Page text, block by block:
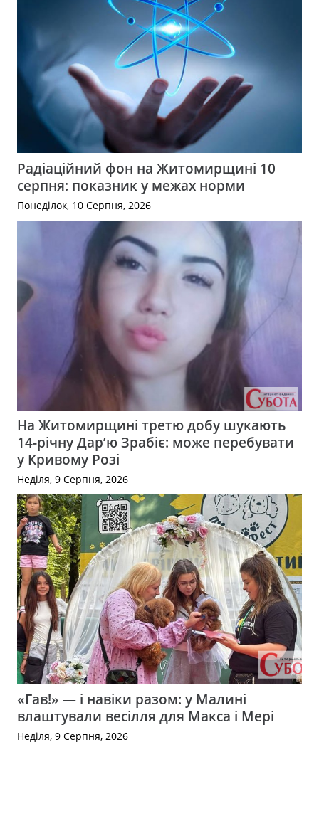
Радіаційний фон на Житомирщині 10
серпня: показник у межах норми
Понеділок, 10 Серпня, 2026
На Житомирщині третю добу шукають
14-річну Дар’ю Зрабіє: може перебувати
у Кривому Розі
Неділя, 9 Серпня, 2026
«Гав!» — і навіки разом: у Малині
влаштували весілля для Макса і Мері
Неділя, 9 Серпня, 2026